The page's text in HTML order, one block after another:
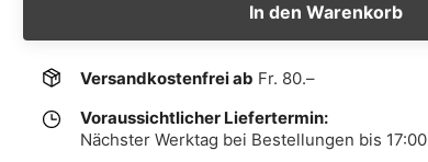
In den Warenkorb
Versandkostenfrei ab Fr. 80.–
Voraussichtlicher Liefertermin:
Nächster Werktag bei Bestellungen bis 17:00